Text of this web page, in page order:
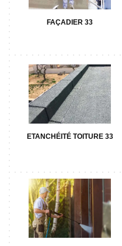
FAÇADIER 33
ETANCHÉITÉ TOITURE 33